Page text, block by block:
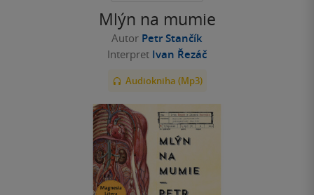
Mlýn na mumie
Autor Petr Stančík
Interpret Ivan Řezáč
Audiokniha (Mp3)